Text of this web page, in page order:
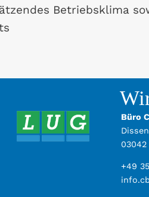
Betriebsklima
Büro
+49